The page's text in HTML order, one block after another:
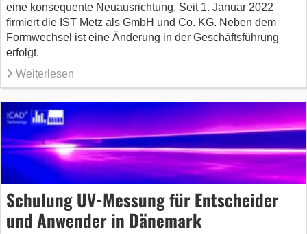
eine konsequente Neuausrichtung. Seit 1. Januar 2022
firmiert die IST Metz als GmbH und Co. KG. Neben dem
Formwechsel ist eine Änderung in der Geschäftsführung
erfolgt.
Weiterlesen
Schulung UV-Messung für Entscheider
und Anwender in Dänemark